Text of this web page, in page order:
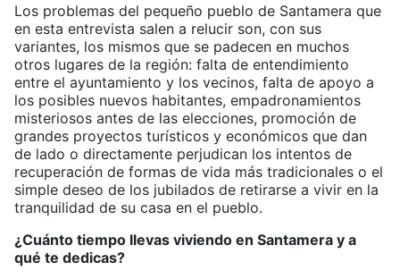
Los problemas del pequeño pueblo de Santamera que
en esta entrevista salen a relucir son, con sus
variantes, los mismos que se padecen en muchos
otros lugares de la región: falta de entendimiento
entre el ayuntamiento y los vecinos, falta de apoyo a
los posibles nuevos habitantes, empadronamientos
misteriosos antes de las elecciones, promoción de
grandes proyectos turísticos y económicos que dan
de lado o directamente perjudican los intentos de
recuperación de formas de vida más tradicionales o el
simple deseo de los jubilados de retirarse a vivir en la
tranquilidad de su casa en el pueblo.
¿Cuánto tiempo llevas viviendo en Santamera y a
qué te dedicas?